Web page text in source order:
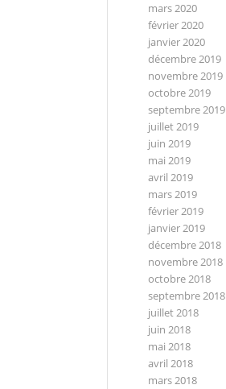
mars 2020
février 2020
janvier 2020
décembre 2019
novembre 2019
octobre 2019
septembre 2019
juillet 2019
juin 2019
mai 2019
avril 2019
mars 2019
février 2019
janvier 2019
décembre 2018
novembre 2018
octobre 2018
septembre 2018
juillet 2018
juin 2018
mai 2018
avril 2018
mars 2018